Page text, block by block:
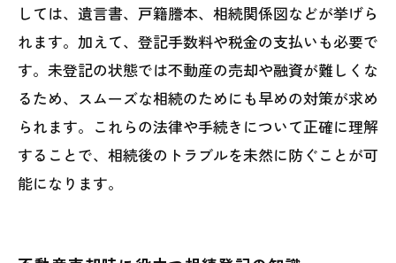
しては、遺言書、戸籍謄本、相続関係図などが挙げら
れます。加えて、登記手数料や税金の支払いも必要で
す。未登記の状態では不動産の売却や融資が難しくな
るため、スムーズな相続のためにも早めの対策が求め
られます。これらの法律や手続きについて正確に理解
することで、相続後のトラブルを未然に防ぐことが可
能になります。